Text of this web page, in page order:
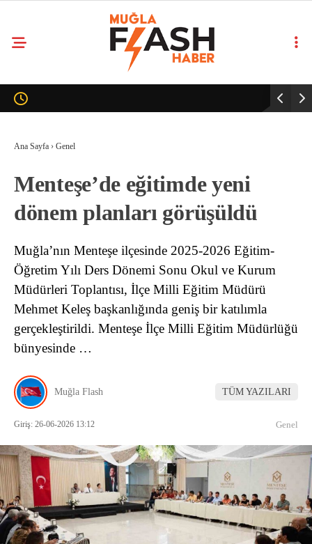
Ana Sayfa › Genel
Menteşe’de eğitimde yeni
dönem planları görüşüldü
Muğla’nın Menteşe ilçesinde 2025-2026 Eğitim-
Öğretim Yılı Ders Dönemi Sonu Okul ve Kurum
Müdürleri Toplantısı, İlçe Milli Eğitim Müdürü
Mehmet Keleş başkanlığında geniş bir katılımla
gerçekleştirildi. Menteşe İlçe Milli Eğitim Müdürlüğü
bünyesinde …
Muğla Flash TÜM YAZILARI
Giriş: 26-06-2026 13:12 Genel